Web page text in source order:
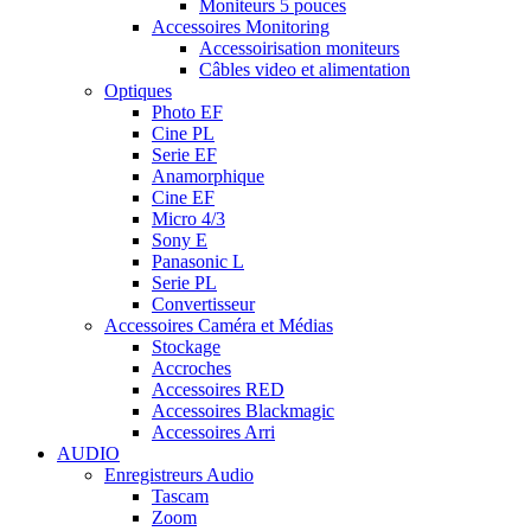
Moniteurs 5 pouces
Accessoires Monitoring
Accessoirisation moniteurs
Câbles video et alimentation
Optiques
Photo EF
Cine PL
Serie EF
Anamorphique
Cine EF
Micro 4/3
Sony E
Panasonic L
Serie PL
Convertisseur
Accessoires Caméra et Médias
Stockage
Accroches
Accessoires RED
Accessoires Blackmagic
Accessoires Arri
AUDIO
Enregistreurs Audio
Tascam
Zoom